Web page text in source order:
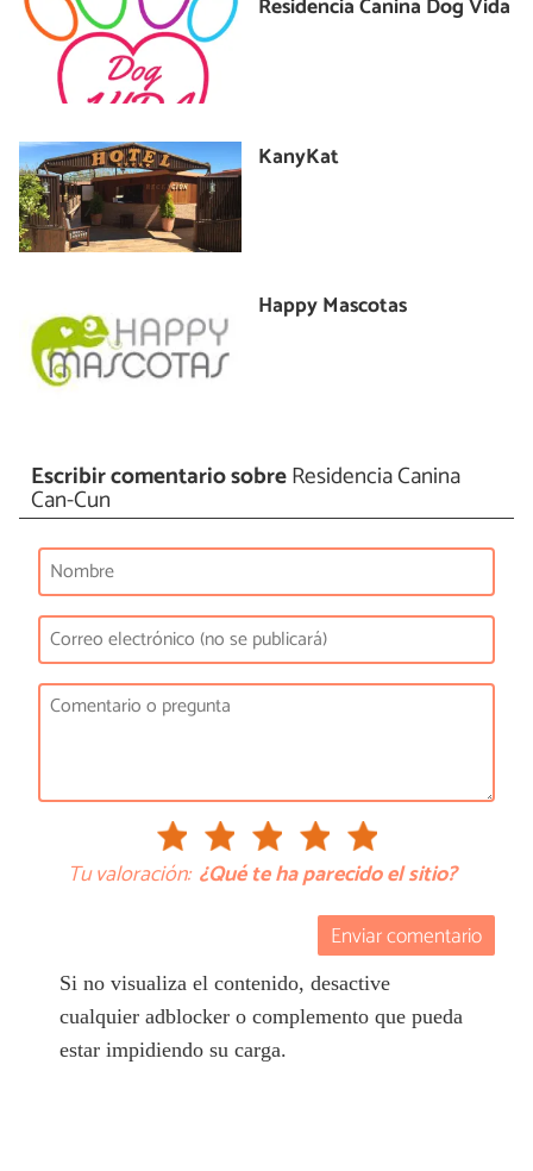
Residencia Canina Dog Vida
KanyKat
Happy Mascotas
Escribir comentario sobreResidencia Canina
Can-Cun
Tu valoración: ¿Qué te ha parecido el sitio?
Enviar comentario
Si no visualiza el contenido, desactive
cualquier adblocker o complemento que pueda
estar impidiendo su carga.